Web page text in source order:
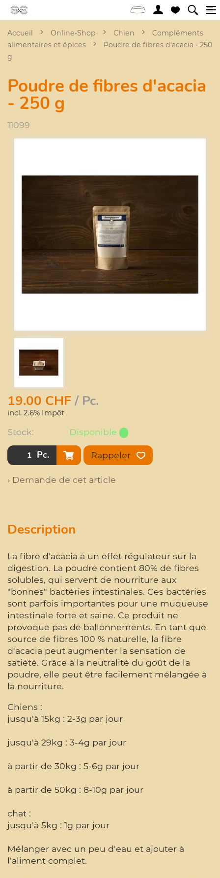
Accueil Online-Shop Chien
Compléments
alimentaires et épices
Poudre de fibres d'acacia - 250
g
Poudre de fibres d'acacia
- 250 g
11099
19.00 CHF/ Pc.
incl. 2.6% Impôt
Stock: Disponible
Pc. Rappeler
› Demande de cet article
Description
La fibre d'acacia a un effet régulateur sur la
digestion. La poudre contient 80% de fibres
solubles, qui servent de nourriture aux
"bonnes" bactéries intestinales. Ces bactéries
sont parfois importantes pour une muqueuse
intestinale forte et saine. Ce produit ne
provoque pas de ballonnements. En tant que
source de fibres 100 % naturelle, la fibre
d'acacia peut augmenter la sensation de
satiété. Grâce à la neutralité du goût de la
poudre, elle peut être facilement mélangée à
la nourriture.
Chiens :
jusqu'à 15kg : 2-3g par jour
jusqu'à 29kg : 3-4g par jour
à partir de 30kg : 5-6g par jour
à partir de 50kg : 8-10g par jour
chat :
jusqu'à 5kg : 1g par jour
Mélanger avec un peu d'eau et ajouter à
l'aliment complet.